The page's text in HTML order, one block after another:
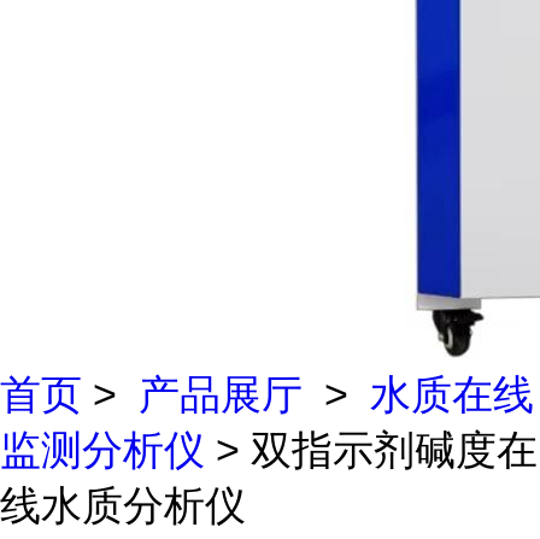
首页 > 产品展厅 > 水质在线
监测分析仪 > 双指示剂碱度在
线水质分析仪